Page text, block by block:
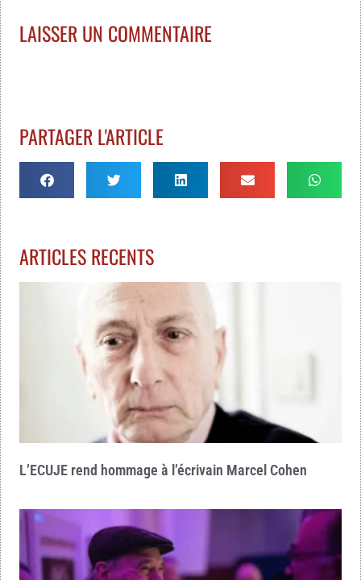
LAISSER UN COMMENTAIRE
PARTAGER L'ARTICLE
ARTICLES RECENTS
L’ECUJE rend hommage à l’écrivain Marcel Cohen